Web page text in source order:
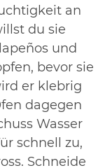
an
du sie
und
bevor sie
er klebrig
dagegen
Wasser
schnell zu,
Schneide